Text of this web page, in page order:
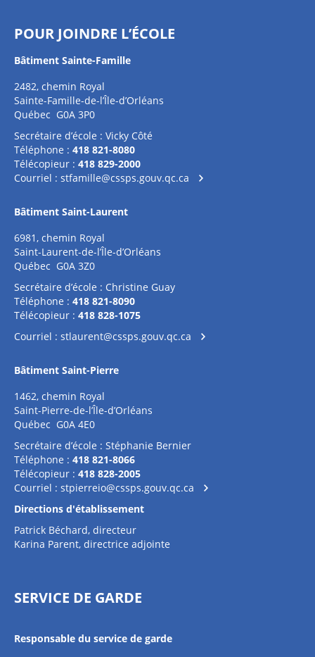
POUR JOINDRE L’ÉCOLE
Bâtiment Sainte-Famille
2482, chemin Royal
Sainte-Famille-de-l’Île-d’Orléans
Québec G0A 3P0
Secrétaire d’école : Vicky Côté
Téléphone : 418 821-8080
Télécopieur : 418 829-2000
Courriel : stfamille@cssps.gouv.qc.ca
Bâtiment Saint-Laurent
6981, chemin Royal
Saint-Laurent-de-l’Île-d’Orléans
Québec G0A 3Z0
Secrétaire d’école : Christine Guay
Téléphone : 418 821-8090
Télécopieur : 418 828-1075
Courriel : stlaurent@cssps.gouv.qc.ca
Bâtiment Saint-Pierre
1462, chemin Royal
Saint-Pierre-de-l’Île-d’Orléans
Québec G0A 4E0
Secrétaire d’école : Stéphanie Bernier
Téléphone : 418 821-8066
Télécopieur : 418 828-2005
Courriel : stpierreio@cssps.gouv.qc.ca
Directions d'établissement
Patrick Béchard, directeur
Karina Parent, directrice adjointe
SERVICE DE GARDE
Responsable du service de garde